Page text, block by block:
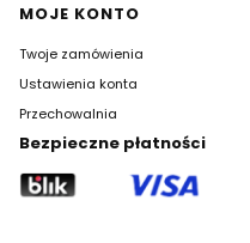
MOJE KONTO
Twoje zamówienia
Ustawienia konta
Przechowalnia
Bezpieczne płatności